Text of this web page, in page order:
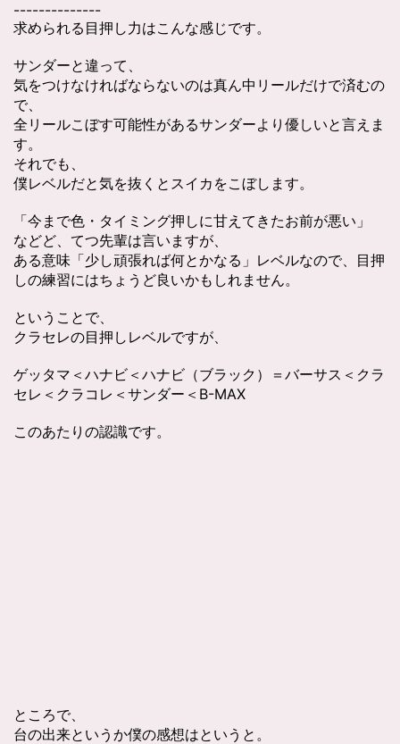
--------------
求められる目押し力はこんな感じです。
サンダーと違って、
気をつけなければならないのは真ん中リールだけで済むの
で、
全リールこぼす可能性があるサンダーより優しいと言えま
す。
それでも、
僕レベルだと気を抜くとスイカをこぼします。
「今まで色・タイミング押しに甘えてきたお前が悪い」
などど、てつ先輩は言いますが、
ある意味「少し頑張れば何とかなる」レベルなので、目押
しの練習にはちょうど良いかもしれません。
ということで、
クラセレの目押しレベルですが、
ゲッタマ＜ハナビ＜ハナビ（ブラック）＝バーサス＜クラ
セレ＜クラコレ＜サンダー＜B-MAX
このあたりの認識です。
ところで、
台の出来というか僕の感想はというと。